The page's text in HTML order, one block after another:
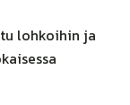
lohkoihin ja